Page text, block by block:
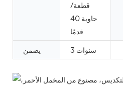
قطعة/
حاوية 40
قدمًا
يضمن 3 سنوات